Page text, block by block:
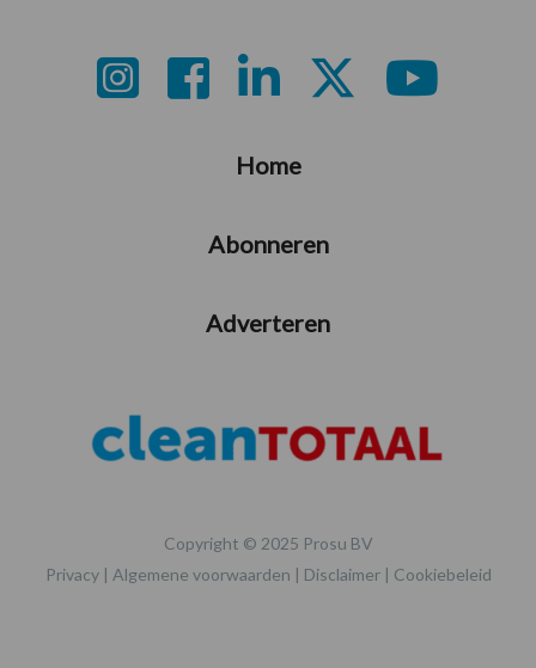
Home
Abonneren
Adverteren
Copyright © 2025 Prosu BV
Privacy| Algemene voorwaarden | Disclaimer| Cookiebeleid